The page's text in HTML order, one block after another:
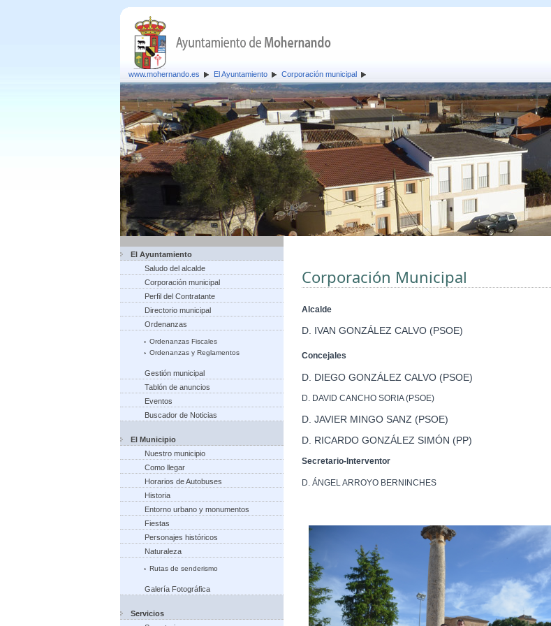
www.mohernando.es El Ayuntamiento Corporación municipal
El Ayuntamiento
Saludo del alcalde
Corporación municipal
Perfil del Contratante
Directorio municipal
Ordenanzas
Ordenanzas Fiscales
Ordenanzas y Reglamentos
Gestión municipal
Tablón de anuncios
Eventos
Buscador de Noticias
El Municipio
Nuestro municipio
Como llegar
Horarios de Autobuses
Historia
Entorno urbano y monumentos
Fiestas
Personajes históricos
Naturaleza
Rutas de senderismo
Galería Fotográfica
Servicios
Corporación Municipal
Alcalde
D. IVAN GONZÁLEZ CALVO (PSOE)
Concejales
D. DIEGO GONZÁLEZ CALVO (PSOE)
D. DAVID CANCHO SORIA (PSOE)
D. JAVIER MINGO SANZ (PSOE)
D. RICARDO GONZÁLEZ SIMÓN (PP)
Secretario-Interventor
D. ÁNGEL ARROYO BERNINCHES